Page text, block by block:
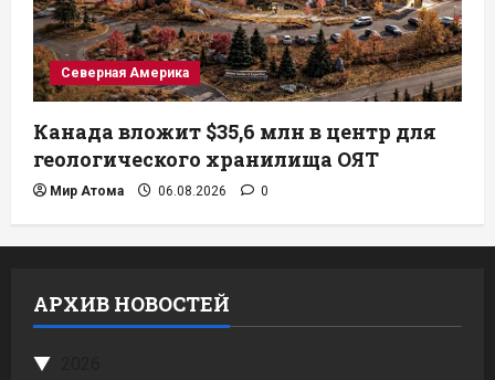
Северная Америка
Канада вложит $35,6 млн в центр для
геологического хранилища ОЯТ
Мир Атома 06.08.2026 0
АРХИВ НОВОСТЕЙ